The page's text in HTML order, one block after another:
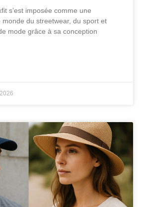
s’est imposée comme une
monde du streetwear, du sport et
mode grâce à sa conception